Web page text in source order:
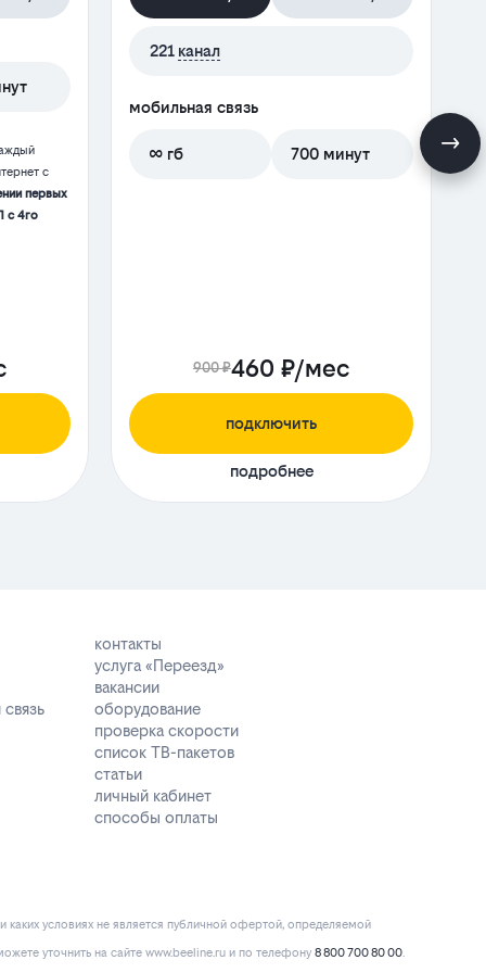
с
первых
с 4го
221 канал
мобильная связь
∞ гб 700 минут
900 ₽460 ₽/мес
подключить
подробнее
контакты
услуга «Переезд»
вакансии
оборудование
проверка скорости
список ТВ-пакетов
статьи
личный кабинет
способы оплаты
условиях не является публичной офертой, определяемой
уточнить на сайте www.beeline.ru и по телефону 8 800 700 80 00.